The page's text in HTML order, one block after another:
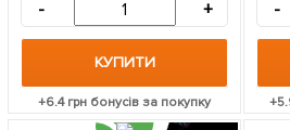
- +
КУПИТИ
+6.4 грн бонусів за покупку
-
+